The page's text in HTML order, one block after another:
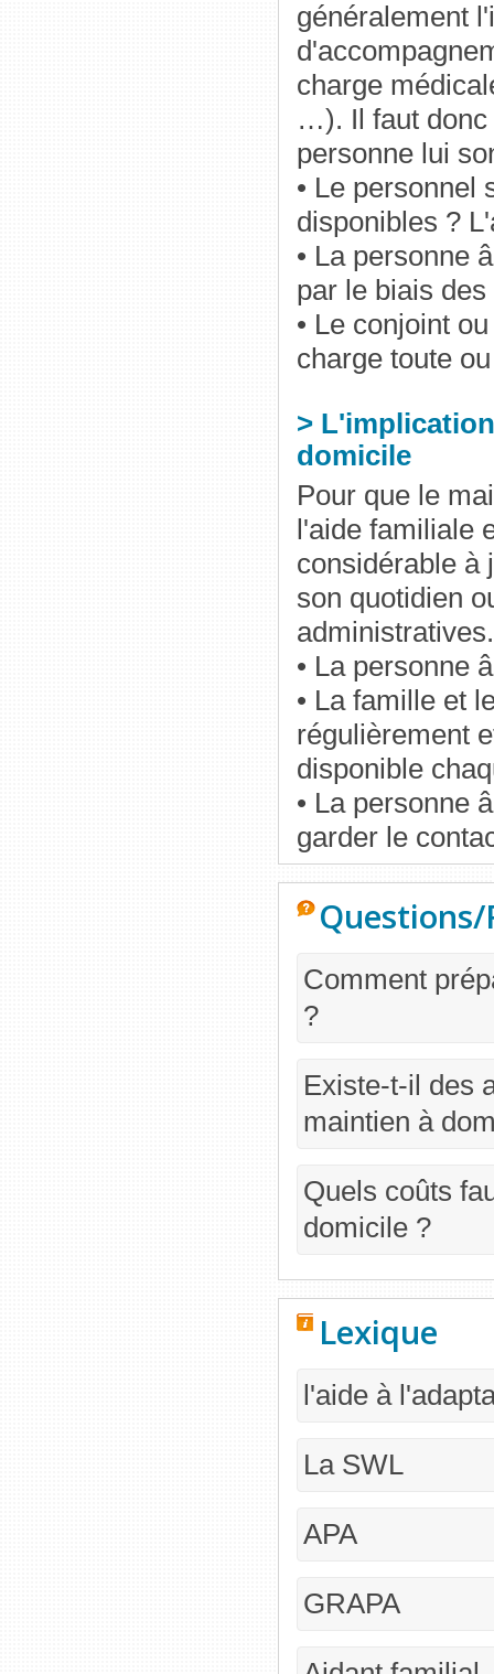
généralement
charge
…). Il faut donc
personne lui
• Le personnel
disponibles ?
• La personne
par le biais
• Le conjoint
charge toute
>
domicile
Pour que le
l'aide familiale
considérable à
son quotidien
• La personne
• La famille et
régulièrement
disponible
• La personne
garder le
Questions/
Comment
?
Existe-t-il des
maintien à
Quels coûts
domicile ?
Lexique
l'aide à
La SWL
APA
GRAPA